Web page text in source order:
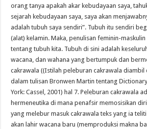
orang tanya apakah akar kebudayaan saya,
sejarah kebudayaan saya, saya akan
adalah tubuh saya sendiri”. Tubuh itu sendiri
(alat) kelamin. Maka, penulisan feminin-
tentang tubuh kita. Tubuh di sini adalah
wacana, dan wahana yang bertumpuk dan
cakrawala ((Istilah peleburan cakrawala diambil
dalam tulisan Bronwen Martin tentang
York: Cassel, 2001) hal 7. Peleburan cakrawala
hermeneutika di mana penafsir memosisikan
yang melebur masuk cakrawala teks yang ia
akan lahir wacana baru (memproduksi makna